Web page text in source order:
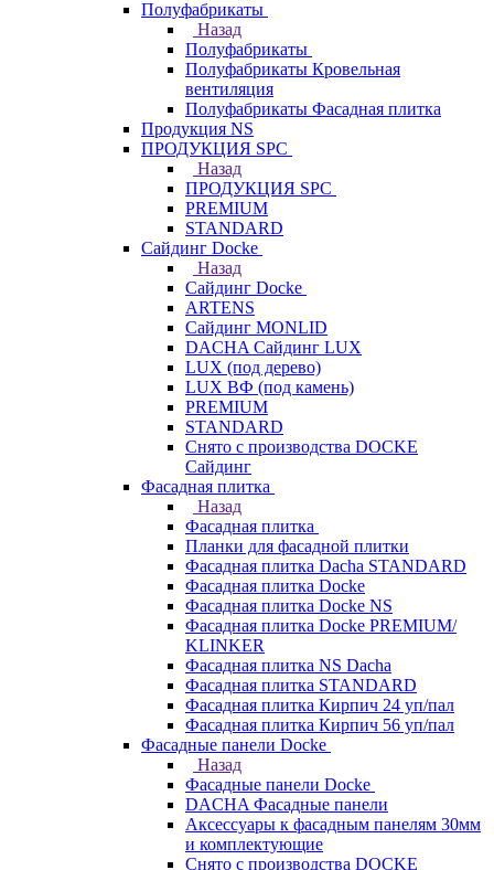
Полуфабрикаты
Назад
Полуфабрикаты
Полуфабрикаты Кровельная
вентиляция
Полуфабрикаты Фасадная плитка
Продукция NS
ПРОДУКЦИЯ SPC
Назад
ПРОДУКЦИЯ SPC
PREMIUM
STANDARD
Сайдинг Docke
Назад
Сайдинг Docke
ARTENS
Cайдинг MONLID
DACHA Сайдинг LUX
LUX (под дерево)
LUX ВФ (под камень)
PREMIUM
STANDARD
Снято с производства DOCKE
Сайдинг
Фасадная плитка
Назад
Фасадная плитка
Планки для фасадной плитки
Фасадная плитка Dacha STANDARD
Фасадная плитка Docke
Фасадная плитка Docke NS
Фасадная плитка Docke PREMIUM/
KLINKER
Фасадная плитка NS Dacha
Фасадная плитка STANDARD
Фасадная плитка Кирпич 24 уп/пал
Фасадная плитка Кирпич 56 уп/пал
Фасадные панели Docke
Назад
Фасадные панели Docke
DACHA Фасадные панели
Аксессуары к фасадным панелям 30мм
и комплектующие
Снято с производства DOCKE